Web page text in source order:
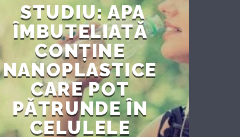
STUDIU: APA
ÎMBUTELIATĂ
CONȚINE
NANOPLASTICE
CARE POT
PĂTRUNDE ÎN
CELULELE